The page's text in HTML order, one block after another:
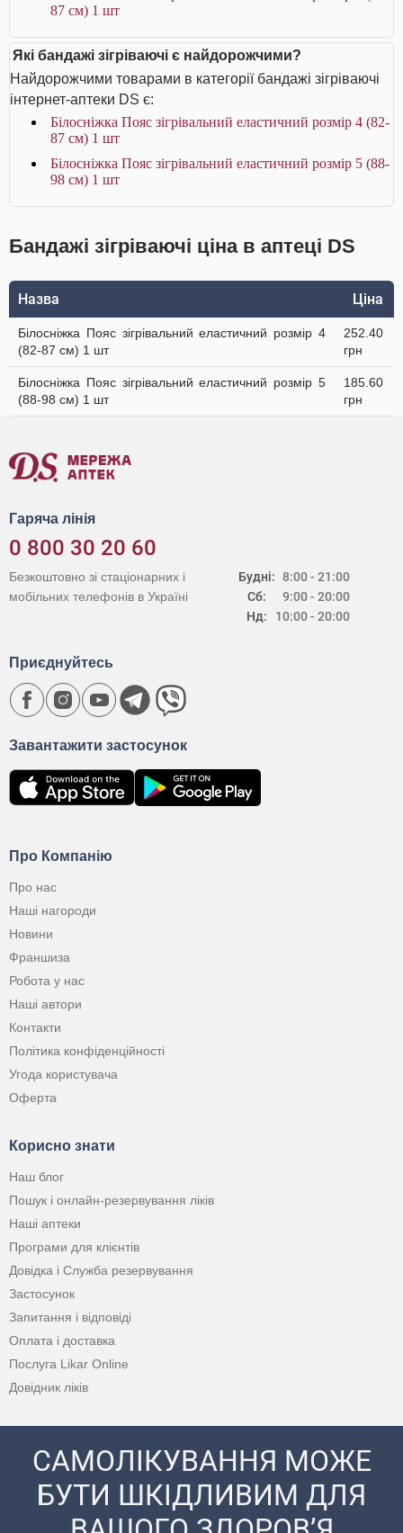
87 см) 1 шт
Які бандажі зігріваючі є найдорожчими?
Найдорожчими товарами в категорії бандажі зігріваючі
інтернет-аптеки DS є:
Білосніжка Пояс зігрівальний еластичний розмір 4 (82-
87 см) 1 шт
Білосніжка Пояс зігрівальний еластичний розмір 5 (88-
98 см) 1 шт
Бандажі зігріваючі ціна в аптеці DS
Назва Ціна
Білосніжка Пояс зігрівальний еластичний розмір 4
(82-87 см) 1 шт
252.40
грн
Білосніжка Пояс зігрівальний еластичний розмір 5
(88-98 см) 1 шт
185.60
грн
Гаряча лінія
0 800 30 20 60
Будні:
Сб:
Нд:
8:00 - 21:00
9:00 - 20:00
10:00 - 20:00
Безкоштовно зі стаціонарних і
мобільних телефонів в Україні
Про Компанію
Про нас
Наші нагороди
Новини
Франшиза
Робота у нас
Наші автори
Контакти
Політика конфіденційності
Угода користувача
Оферта
Корисно знати
Наш блог
Пошук і онлайн-резервування ліків
Наші аптеки
Програми для клієнтів
Довідка і Служба резервування
Застосунок
Запитання і відповіді
Оплата і доставка
Послуга Likar Online
Довідник ліків
Завантажити застосунок
Приєднуйтесь
САМОЛІКУВАННЯ МОЖЕ
БУТИ ШКІДЛИВИМ ДЛЯ